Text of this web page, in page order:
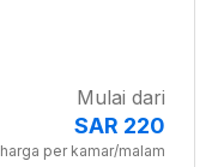
Mulai dari
SAR 220
harga per kamar/malam